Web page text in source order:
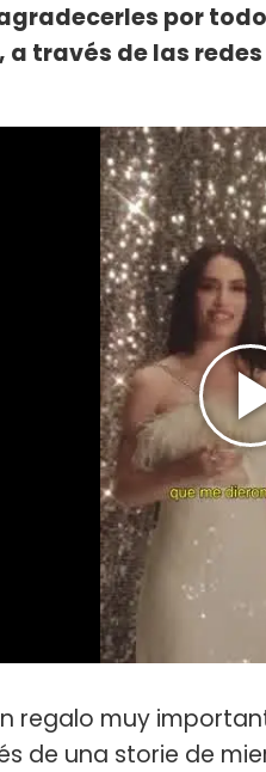
por
través de las
regalo muy
de una storie de